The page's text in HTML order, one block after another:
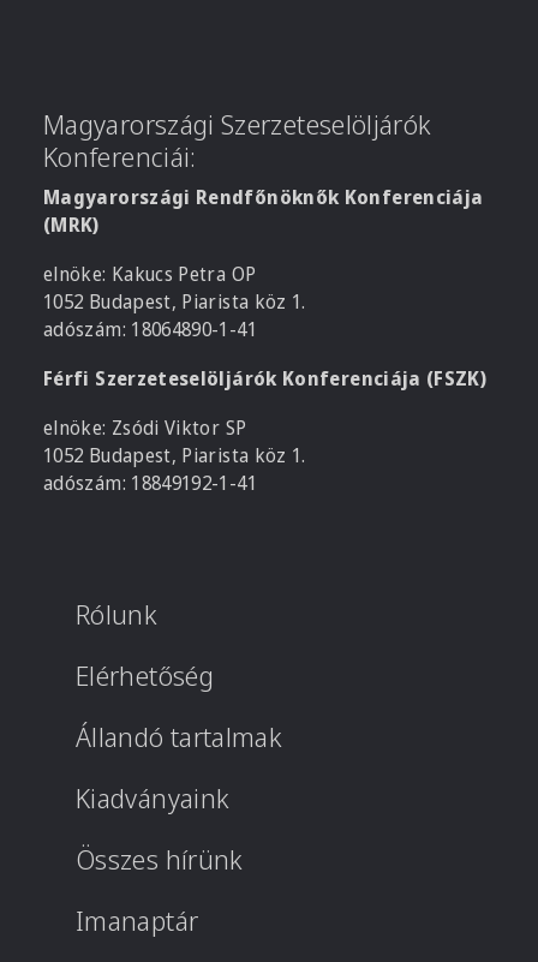
Magyarországi Szerzeteselöljárók
Konferenciái:
Magyarországi Rendfőnöknők Konferenciája
(MRK)
elnöke: Kakucs Petra OP
1052 Budapest, Piarista köz 1.
adószám: 18064890-1-41
Férfi Szerzeteselöljárók Konferenciája (FSZK)
elnöke: Zsódi Viktor SP
1052 Budapest, Piarista köz 1.
adószám: 18849192-1-41
Rólunk
Elérhetőség
Állandó tartalmak
Kiadványaink
Összes hírünk
Imanaptár